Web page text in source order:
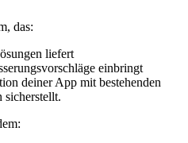
das:
liefert
einbringt
deiner App mit bestehenden
sicherstellt.